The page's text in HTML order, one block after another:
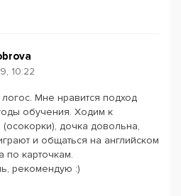
10:22
Мне нравится подход
обучения. Ходим к
дочка довольна,
и общаться на английском
по карточкам.
рекомендую :)